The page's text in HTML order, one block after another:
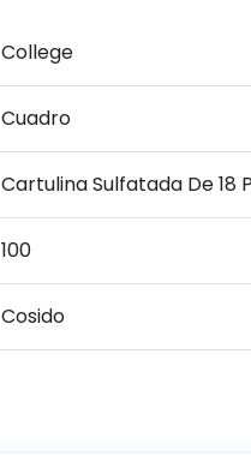
College
Cuadro
Cartulina Sulfatada De 18
100
Cosido